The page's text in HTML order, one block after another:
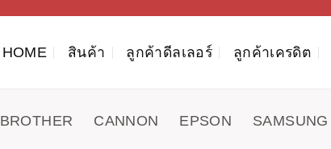
HOME สินค้า ลูกค้าดีลเลอร์ ลูกค้าเครดิต
BROTHER CANNON EPSON SAMSUNG